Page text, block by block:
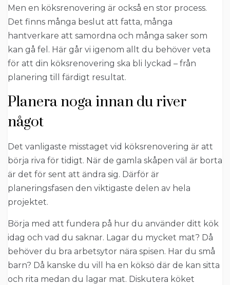
Men en köksrenovering är också en stor process.
Det finns många beslut att fatta, många
hantverkare att samordna och många saker som
kan gå fel. Här går vi igenom allt du behöver veta
för att din köksrenovering ska bli lyckad – från
planering till färdigt resultat.
Planera noga innan du river
något
Det vanligaste misstaget vid köksrenovering är att
börja riva för tidigt. När de gamla skåpen väl är borta
är det för sent att ändra sig. Därför är
planeringsfasen den viktigaste delen av hela
projektet.
Börja med att fundera på hur du använder ditt kök
idag och vad du saknar. Lagar du mycket mat? Då
behöver du bra arbetsytor nära spisen. Har du små
barn? Då kanske du vill ha en köksö där de kan sitta
och rita medan du lagar mat. Diskutera köket